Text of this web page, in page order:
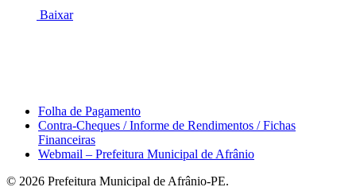
Baixar
Folha de Pagamento
Contra-Cheques / Informe de Rendimentos / Fichas
Financeiras
Webmail – Prefeitura Municipal de Afrânio
© 2026 Prefeitura Municipal de Afrânio-PE.